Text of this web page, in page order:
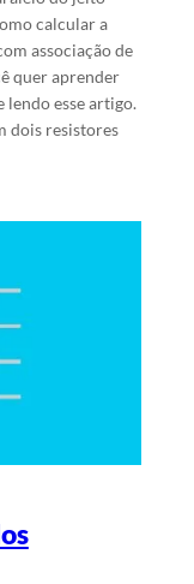
calcular a
associação de
quer aprender
lendo esse artigo.
dois resistores